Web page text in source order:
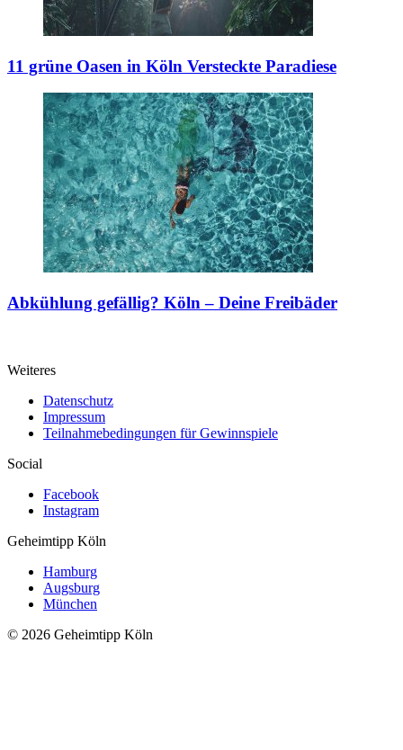
11 grüne Oasen in Köln Versteckte Paradiese
Abkühlung gefällig? Köln – Deine Freibäder
Weiteres
Datenschutz
Impressum
Teilnahmebedingungen für Gewinnspiele
Social
Facebook
Instagram
Geheimtipp Köln
Hamburg
Augsburg
München
© 2026 Geheimtipp Köln